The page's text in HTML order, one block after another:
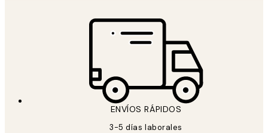
ENVÍOS RÁPIDOS
3-5 días laborales